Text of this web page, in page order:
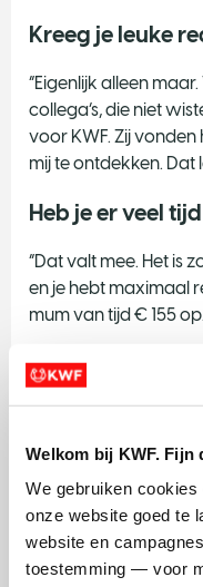
Welkom bij KWF. Fijn
We gebruiken
onze website goed te
website en
toestemming — voor
Kreeg je leuke
“Eigenlijk alleen
collega’s, die niet
voor KWF. Zij
mij te ontdekken.
Heb je er veel
“Dat valt mee. Het is
en je hebt maximaal
mum van tijd € 155 op.
Het helpt wel als je
personaliseren van
een eigen
Word ook